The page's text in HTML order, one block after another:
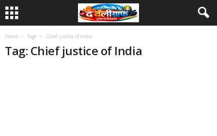
Home Tags Chief justice of India
Tag: Chief justice of India